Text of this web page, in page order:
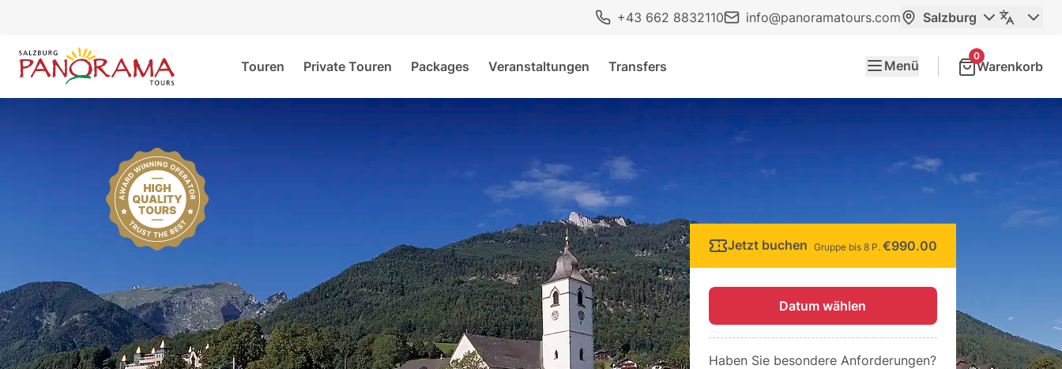
+43 662 8832110 info@panoramatours.com Salzburg
Touren Private Touren Packages Veranstaltungen Transfers Menü
0
Warenkorb
Jetzt buchen Gruppe bis 8 P. €990.00
Datum wählen
Haben Sie besondere Anforderungen?